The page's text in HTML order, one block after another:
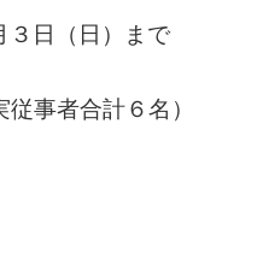
３日（日）まで
事者合計６名）